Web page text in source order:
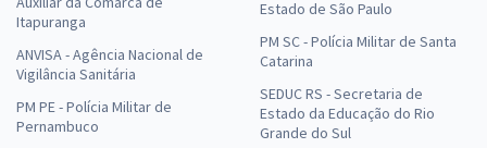
Itapuranga
ANVISA - Agência Nacional de
Vigilância Sanitária
PM PE - Polícia Militar de
Pernambuco
Estado de São Paulo
PM SC - Polícia Militar de Santa
Catarina
SEDUC RS - Secretaria de
Estado da Educação do Rio
Grande do Sul